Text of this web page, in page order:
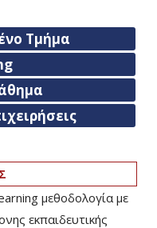
Τμήμα
μεθοδολογία με
εκπαιδευτικής